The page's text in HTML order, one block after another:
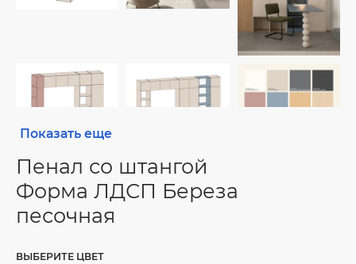
Показать еще
Пенал со штангой
Форма ЛДСП Береза
песочная
ВЫБЕРИТЕ ЦВЕТ